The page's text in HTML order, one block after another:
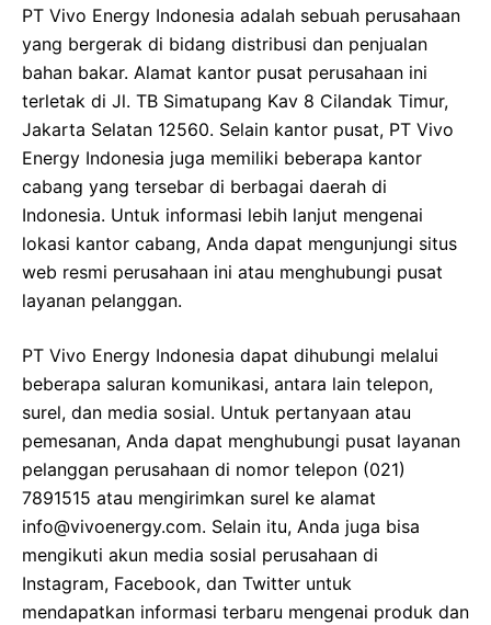
PT Vivo Energy Indonesia adalah sebuah perusahaan
yang bergerak di bidang distribusi dan penjualan
bahan bakar. Alamat kantor pusat perusahaan ini
terletak di Jl. TB Simatupang Kav 8 Cilandak Timur,
Jakarta Selatan 12560. Selain kantor pusat, PT Vivo
Energy Indonesia juga memiliki beberapa kantor
cabang yang tersebar di berbagai daerah di
Indonesia. Untuk informasi lebih lanjut mengenai
lokasi kantor cabang, Anda dapat mengunjungi situs
web resmi perusahaan ini atau menghubungi pusat
layanan pelanggan.
PT Vivo Energy Indonesia dapat dihubungi melalui
beberapa saluran komunikasi, antara lain telepon,
surel, dan media sosial. Untuk pertanyaan atau
pemesanan, Anda dapat menghubungi pusat layanan
pelanggan perusahaan di nomor telepon (021)
7891515 atau mengirimkan surel ke alamat
info@vivoenergy.com. Selain itu, Anda juga bisa
mengikuti akun media sosial perusahaan di
Instagram, Facebook, dan Twitter untuk
mendapatkan informasi terbaru mengenai produk dan